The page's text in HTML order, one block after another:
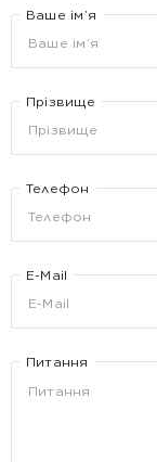
Ваше ім’я
Прізвище
Телефон
E-Mail
Питання